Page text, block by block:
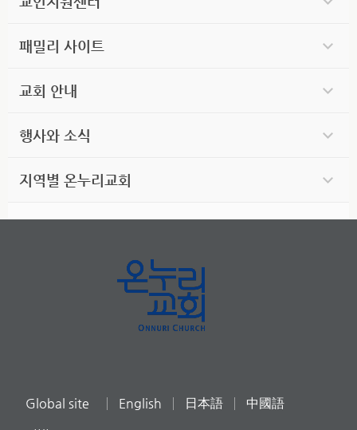
패밀리 사이트
교회 안내
행사와 소식
지역별 온누리교회
Global site English 日本語 中國語